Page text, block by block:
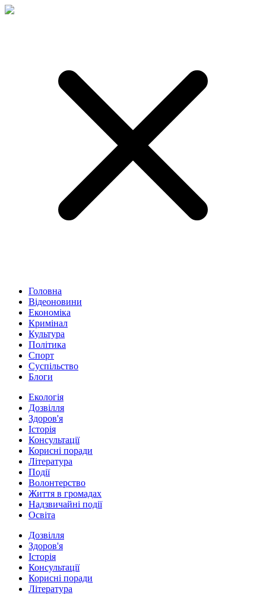
Головна
Відеоновини
Економіка
Кримінал
Культура
Політика
Спорт
Суспільство
Блоги
Екологія
Дозвілля
Здоров'я
Історія
Консультації
Корисні поради
Література
Події
Волонтерство
Життя в громадах
Надзвичайні події
Освіта
Дозвілля
Здоров'я
Історія
Консультації
Корисні поради
Література